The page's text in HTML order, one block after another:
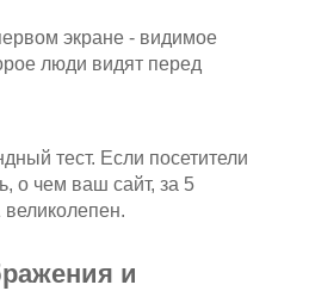
экране - видимое
люди видят перед
тест. Если посетители
о чем ваш сайт, за 5
великолепен.
и